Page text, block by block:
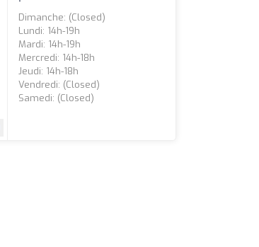
Dimanche: (closed)
Lundi: 14h-19h
Mardi: 14h-19h
Mercredi: 14h-18h
Jeudi: 14h-18h
Vendredi: (closed)
Samedi: (closed)